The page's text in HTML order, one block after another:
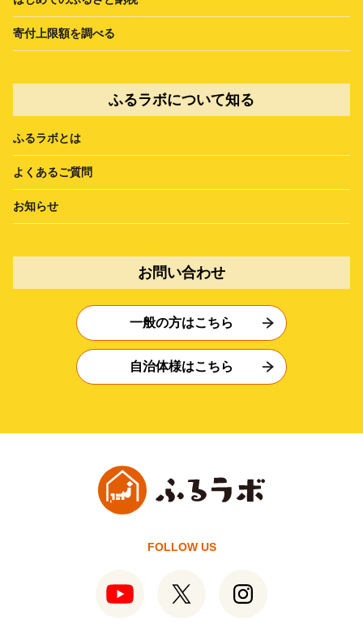
寄付上限額を調べる
ふるラボについて知る
ふるラボとは
よくあるご質問
お知らせ
お問い合わせ
一般の方はこちら
自治体様はこちら
FOLLOW US